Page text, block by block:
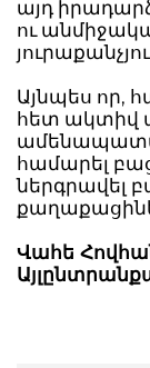
այդ
ու
Այնպես որ,
հետ
համարել
ներգրավել
Վահե